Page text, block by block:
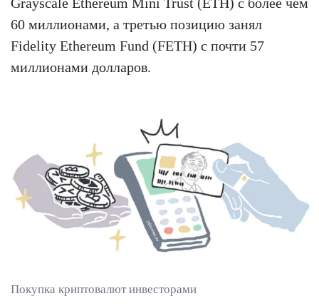
60 миллионами, а третью позицию занял
Fidelity Ethereum Fund (FETH) с почти 57
миллионами долларов.
Покупка криптовалют инвесторами